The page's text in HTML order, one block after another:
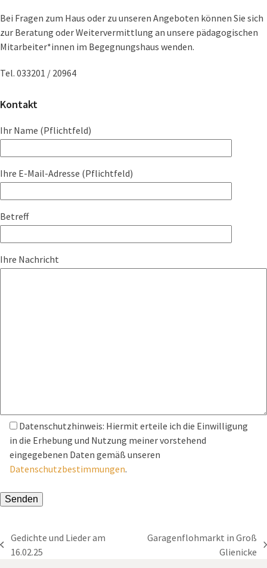
Bei Fragen zum Haus oder zu unseren Angeboten können Sie sich
zur Beratung oder Weitervermittlung an unsere pädagogischen
Mitarbeiter*innen im Begegnungshaus wenden.
Tel. 033201 / 20964
Kontakt
Ihr Name (Pflichtfeld)
Ihre E-Mail-Adresse (Pflichtfeld)
Betreff
Ihre Nachricht
Datenschutzhinweis: Hiermit erteile ich die Einwilligung
in die Erhebung und Nutzung meiner vorstehend
eingegebenen Daten gemäß unseren
Datenschutzbestimmungen.
vorheriger
Gedichte und Lieder am
16.02.25
Garagenflohmarkt in Groß
Glienicke